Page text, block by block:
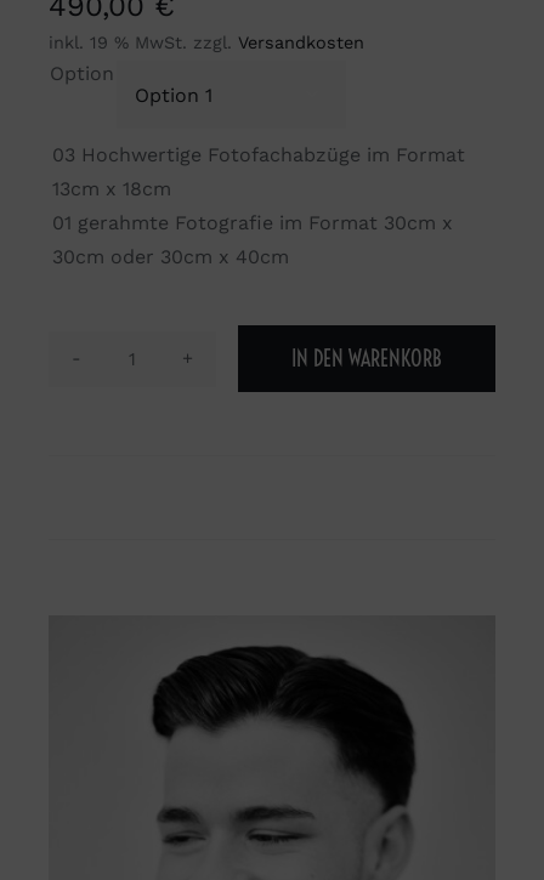
inkl. 19 % MwSt. zzgl. Versandkosten
Option
03 Hochwertige Fotofachabzüge im Format
13cm x 18cm
01 gerahmte Fotografie im Format 30cm x
30cm oder 30cm x 40cm
RW-
IN DEN WARENKORB